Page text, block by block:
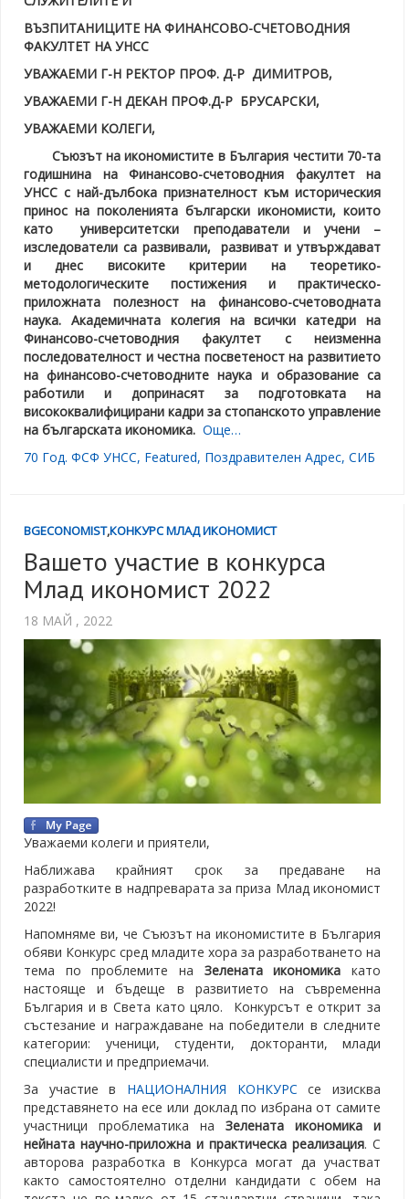
ВЪЗПИТАНИЦИТЕ НАФИНАНСОВО-СЧЕТОВОДНИЯ
ФАКУЛТЕТ НА УНСС
УВАЖАЕМИ Г-Н РЕКТОР ПРОФ. Д-Р ДИМИТРОВ,
УВАЖАЕМИ Г-Н ДЕКАН ПРОФ.Д-Р БРУСАРСКИ,
УВАЖАЕМИ КОЛЕГИ,
Съюзът на икономистите в България честити 70-та
годишнина на Финансово-счетоводния факултет на
УНСС с най-дълбока признателност към историческия
принос на поколенията български икономисти, които
като университетски преподаватели и учени –
изследователи са развивали, развиват и утвърждават
и днес високите критерии на теоретико-
методологическите постижения и практическо-
приложната полезност на финансово-счетоводната
наука. Академичната колегия на всички катедри на
Финансово-счетоводния факултет с неизменна
последователност и честна посветеност на развитието
на финансово-счетоводните наука и образование са
работили и допринасят за подготовката на
висококвалифицирани кадри за стопанското управление
на българската икономика. Още…
70 Год. ФСФ УНСС, Featured, Поздравителен Адрес, СИБ
BGECONOMIST,КОНКУРС МЛАД ИКОНОМИСТ
Вашето участие в конкурса
Млад икономист 2022
18 МАЙ , 2022
Уважаеми колеги и приятели,
Наближава крайният срок за предаване на
разработките в надпреварата за приза Млад икономист
2022!
Напомняме ви, че Съюзът на икономистите в България
обяви Конкурс сред младите хора за разработването на
тема по проблемите на Зелената икономика като
настояще и бъдеще в развитието на съвременна
България и в Света като цяло. Конкурсът е открит за
състезание и награждаване на победители в следните
категории: ученици, студенти, докторанти, млади
специалисти и предприемачи.
За участие в НАЦИОНАЛНИЯ КОНКУРСсе изисква
представянето на есе или доклад по избрана от самите
участници проблематика на Зелената икономика и
нейната научно-приложна и практическа реализация. С
авторова разработка в Конкурса могат да участват
както самостоятелно отделни кандидати с обем на